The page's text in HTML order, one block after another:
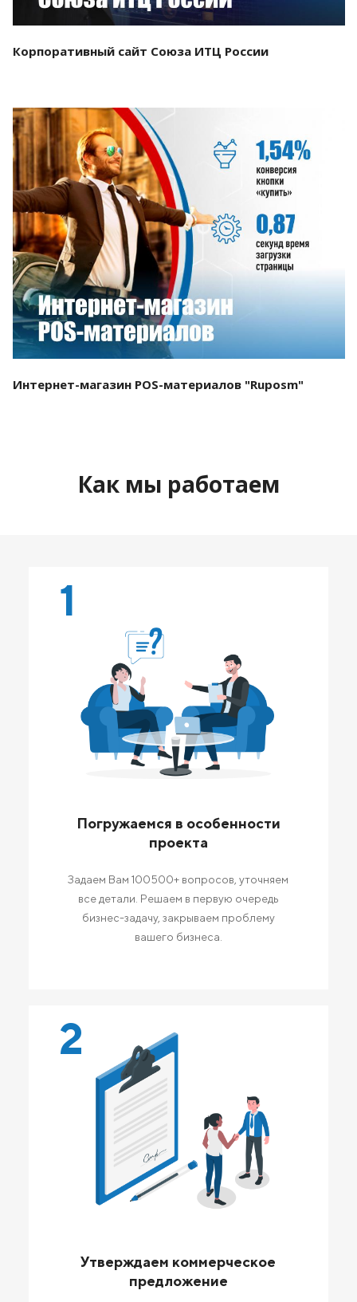
Корпоративный сайт Союза ИТЦ России
Смотреть проект
Интернет-магазин POS-материалов "Ruposm"
Как мы работаем
1
Погружаемся в особенности
проекта
Задаем Вам 100500+ вопросов, уточняем
все детали. Решаем в первую очередь
бизнес-задачу, закрываем проблему
вашего бизнеса.
2
Утверждаем коммерческое
предложение